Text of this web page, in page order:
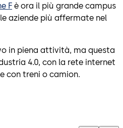
F è ora il più grande campus
aziende più affermate nel
in piena attività, ma questa
4.0, con la rete internet
con treni o camion.